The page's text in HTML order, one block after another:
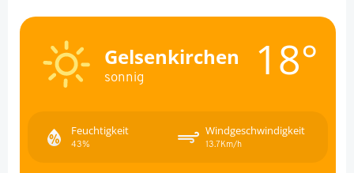
Gelsenkirchen
sonnig 18°
Feuchtigkeit
43%
Windgeschwindigkeit
13.7Km/h